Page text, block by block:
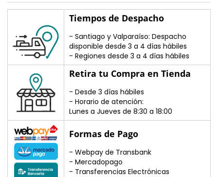
Tiempos de Despacho
- Santiago y Valparaíso: Despacho
disponible desde 3 a 4 días hábiles
- Regiones desde 3 a 4 días hábiles
Retira tu Compra en Tienda
- Desde 3 días hábiles
- Horario de atención:
Lunes a Jueves de 8:30 a 18:00
Formas de Pago
- Webpay de Transbank
- Mercadopago
- Transferencias Electrónicas